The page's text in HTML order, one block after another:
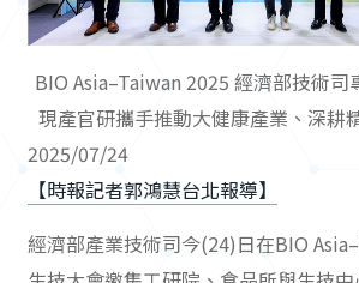
BIO Asia–Taiwan 2025 經濟部技術司
現產官研攜手推動大健康產業、深耕
2025/07/24
【時報記者郭鴻慧台北報導】
經濟部產業技術司今(24)日在BIO